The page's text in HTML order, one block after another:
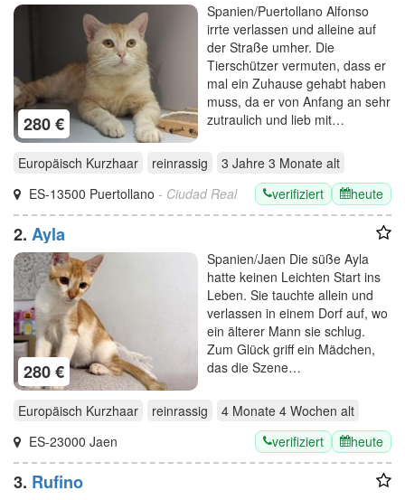
280 €
Spanien/Puertollano Alfonso
irrte verlassen und alleine auf
der Straße umher. Die
Tierschützer vermuten, dass er
mal ein Zuhause gehabt haben
muss, da er von Anfang an sehr
zutraulich und lieb mit…
Europäisch Kurzhaar reinrassig 3 Jahre 3 Monate alt
ES-13500 Puertollano - Ciudad Real verifiziert heute
2. Ayla
280 €
Spanien/Jaen Die süße Ayla
hatte keinen Leichten Start ins
Leben. Sie tauchte allein und
verlassen in einem Dorf auf, wo
ein älterer Mann sie schlug.
Zum Glück griff ein Mädchen,
das die Szene…
Europäisch Kurzhaar reinrassig 4 Monate 4 Wochen alt
ES-23000 Jaen
verifiziert heute
3. Rufino